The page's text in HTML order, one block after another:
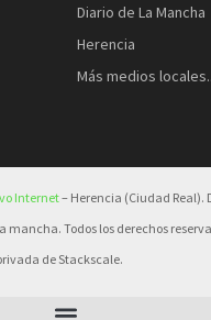
Diario de La Mancha
Herencia
Más medios
Internet– Herencia (Ciudad Real).
mancha. Todos los derechos
de Stackscale.